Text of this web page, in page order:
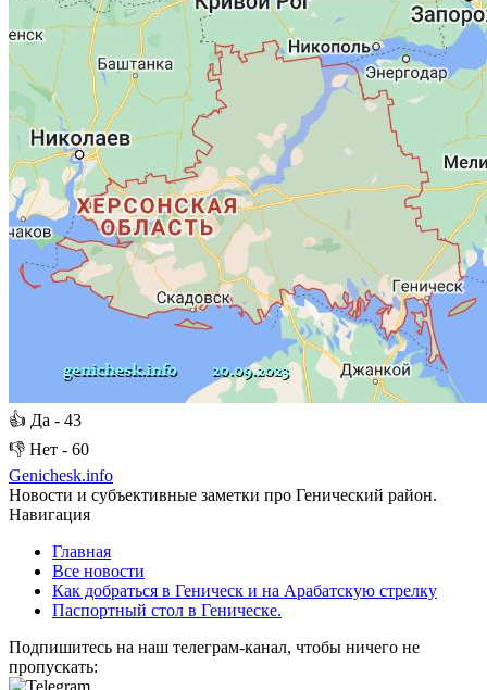
👍 Да - 43
👎 Нет - 60
Genichesk.info
Новости и субъективные заметки про Генический район.
Навигация
Главная
Все новости
Как добраться в Геническ и на Арабатскую стрелку
Паспортный стол в Геническе.
Подпишитесь на наш телеграм-канал, чтобы ничего не
пропускать: